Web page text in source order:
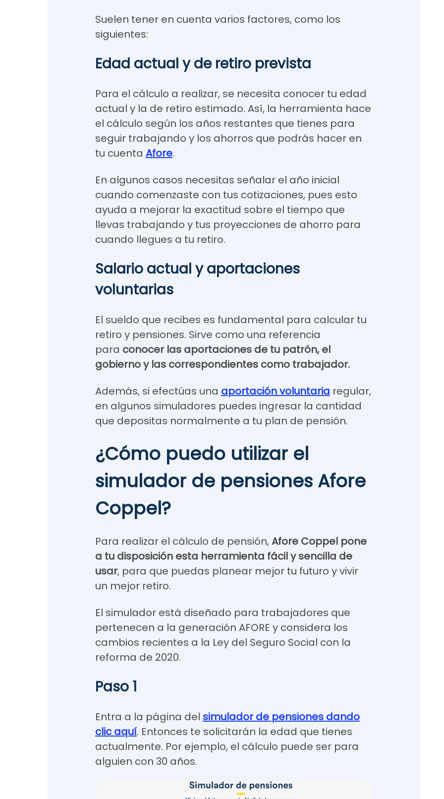
Suelen tener en cuenta varios factores, como los
siguientes:
Edad actual y de retiro prevista
Para el cálculo a realizar, se necesita conocer tu edad
actual y la de retiro estimado. Así, la herramienta hace
el cálculo según los años restantes que tienes para
seguir trabajando y los ahorros que podrás hacer en
tu cuenta Afore.
En algunos casos necesitas señalar el año inicial
cuando comenzaste con tus cotizaciones, pues esto
ayuda a mejorar la exactitud sobre el tiempo que
llevas trabajando y tus proyecciones de ahorro para
cuando llegues a tu retiro.
Salario actual y aportaciones
voluntarias
El sueldo que recibes es fundamental para calcular tu
retiro y pensiones. Sirve como una referencia
para conocer las aportaciones de tu patrón, el
gobierno y las correspondientes como trabajador.
Además, si efectúas una aportación voluntaria regular,
en algunos simuladores puedes ingresar la cantidad
que depositas normalmente a tu plan de pensión.
¿Cómo puedo utilizar el
simulador de pensiones Afore
Coppel?
Para realizar el cálculo de pensión,Afore Coppel pone
a tu disposición esta herramienta fácil y sencilla de
usar, para que puedas planear mejor tu futuro y vivir
un mejor retiro.
El simulador está diseñado para trabajadores que
pertenecen a la generación AFORE y considera los
cambios recientes a la Ley del Seguro Social con la
reforma de 2020.
Paso 1
Entra a la página del simulador de pensiones dando
clic aquí. Entonces te solicitarán la edad que tienes
actualmente. Por ejemplo, el cálculo puede ser para
alguien con 30 años.